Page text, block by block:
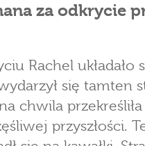
za odkrycie
Rachel układało
się tamten
chwila przekreśliła
przyszłości.